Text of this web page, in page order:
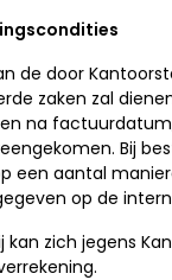
de door
zaken zal
na
Bij
een aantal
op de
kan zich jegens